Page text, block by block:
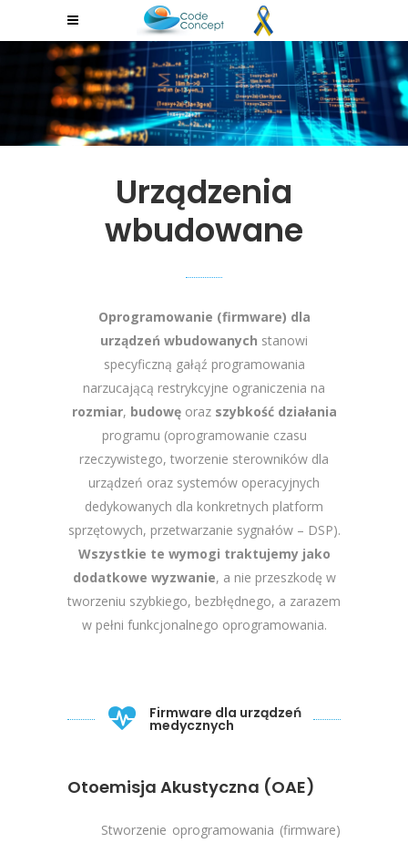
Urządzenia
wbudowane
Oprogramowanie (firmware) dla
urządzeń wbudowanych stanowi
specyficzną gałąź programowania
narzucającą restrykcyjne ograniczenia na
rozmiar, budowęoraz szybkość działania
programu (oprogramowanie czasu
rzeczywistego, tworzenie sterowników dla
urządzeń oraz systemów operacyjnych
dedykowanych dla konkretnych platform
sprzętowych, przetwarzanie sygnałów – DSP).
Wszystkie te wymogi traktujemy jako
dodatkowe wyzwanie, a nie przeszkodę w
tworzeniu szybkiego, bezbłędnego, a zarazem
w pełni funkcjonalnego oprogramowania.
Firmware dla urządzeń
medycznych
Otoemisja Akustyczna (OAE)
Stworzenie oprogramowania (firmware)